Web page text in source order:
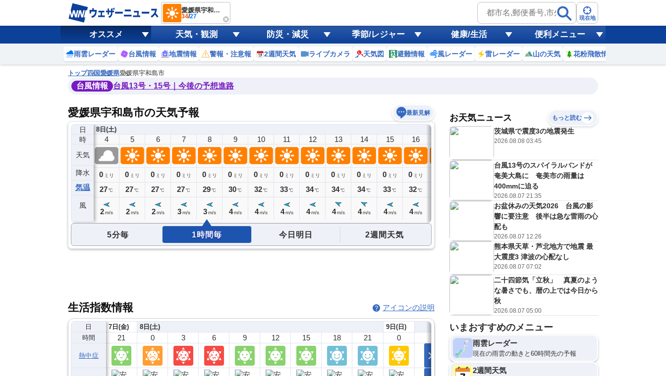
愛媛県宇和島市
34/27 現在地
オススメ 天気・観測 防災・減災 季節/レジャー 健康/生活 便利メニュー
雨雲レーダー 台風情報 地震情報 警報・注意報 2週間天気 ライブカメラ 天気図 避難情報 風レーダー 雷レーダー 山の天気 花粉飛散情報
トップ四国愛媛県愛媛県宇和島市
台風情報 台風13号・15号｜今後の予想進路
愛媛県宇和島市の天気予報 最新見解
日
時
天気
降水
気温
風
8日(土)
3
0ミリ
27℃
4
0 ミリ
27℃
2 m/s
5
0 ミリ
27℃
2 m/s
6
0 ミリ
27℃
2 m/s
7
0 ミリ
27℃
3 m/s
8
0 ミリ
29℃
3 m/s
9
0 ミリ
30℃
4 m/s
10
0 ミリ
32℃
4 m/s
11
0 ミリ
33℃
4 m/s
12
0 ミリ
34℃
4 m/s
13
0 ミリ
34℃
4 m/s
14
0 ミリ
34℃
4 m/s
15
0 ミリ
33℃
4 m/s
16
0 ミリ
32℃
4 m/s
19
ミリ
℃
m/s
20
0 ミリ
28℃
2 m/s
21
0ミリ
28
2 m/s
0ミリ
2 m/s 2 m/s
5分毎 1時間毎 今日明日 2週間天気
生活指数情報 アイコンの説明
日
時間
熱中症
7日(金)
21
8日(土)
0 3 6 9 12 15 18 21
9日(日)
0
お天気ニュース もっと読む
茨城県で震度3の地震発生
2026.08.08 03:45
台風13号のスパイラルバンドが
奄美大島に 奄美市の雨量は
400mmに迫る
2026.08.07 21:35
お盆休みの天気2026 台風の影
響に要注意 後半は急な雷雨の心
配も
2026.08.07 12:26
熊本県天草・芦北地方で地震 最
大震度3 津波の心配なし
2026.08.07 07:02
二十四節気「立秋」 真夏のよう
な暑さでも、暦の上では今日から
秋
2026.08.07 05:00
いまおすすめのメニュー
雨雲レーダー
現在の雨雲の動きと60時間先の予報
2週間天気